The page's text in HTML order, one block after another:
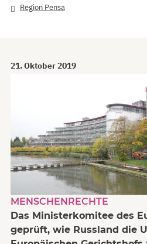
Region Pensa
21. Oktober 2019
MENSCHENRECHTE
Das Ministerkomitee des
geprüft, wie Russland die